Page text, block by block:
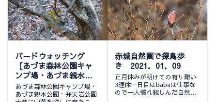
ましたすぐにシロハ...
バードウォッチング
【あづま森林公園キャ
ンプ場・あづま親水公
園・弁天岩公園・利根
川河川敷】
あづま森林公園キャンプ場・
あづま親水公園・弁天岩公園
赤城自然園で探鳥歩
き 2021．01．09
正月休みが明けての有り難い
3連休一日目はbabaは仕事な
ので一人慣れ親しんだ自然園